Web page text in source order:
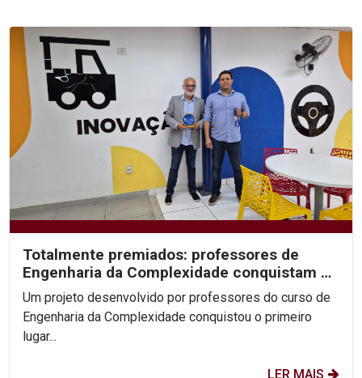
Totalmente premiados: professores de
Engenharia da Complexidade conquistam 1º
lugar no Prêmio...
Um projeto desenvolvido por professores do curso de
Engenharia da Complexidade conquistou o primeiro
lugar...
LER MAIS